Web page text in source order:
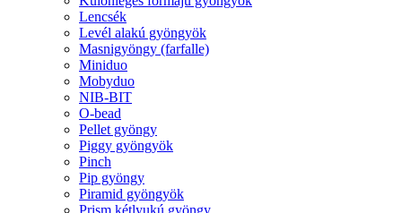
Lencsék
Levél alakú gyöngyök
Masnigyöngy (farfalle)
Miniduo
Mobyduo
NIB-BIT
O-bead
Pellet gyöngy
Piggy gyöngyök
Pinch
Pip gyöngy
Piramid gyöngyök